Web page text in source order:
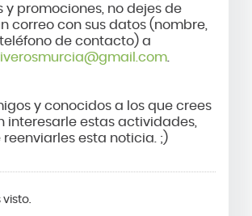
promociones, no dejes de
correo con sus datos (nombre,
de contacto) a
.
y conocidos a los que crees
interesarle estas actividades,
reenviarles esta noticia. ;)